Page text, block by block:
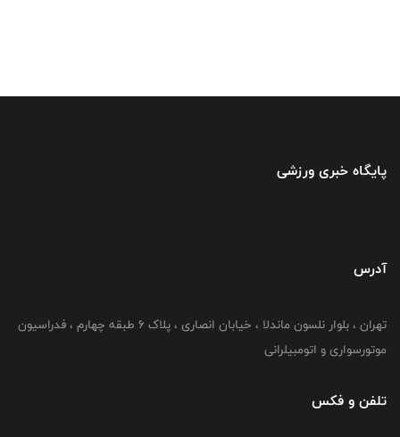
پایگاه خبری ورزشی
آدرس
تهران ، بلوار نلسون ماندلا ، خیابان انصاری ، پلاک ۶ طبقه چهارم ، فدراسیون
موتورسواری و اتومبیلرانی
تلفن و فکس